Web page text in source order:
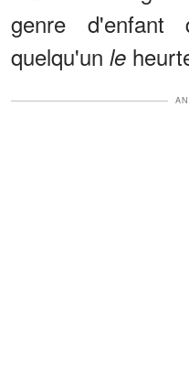
genre d'enfant
quelqu'un le